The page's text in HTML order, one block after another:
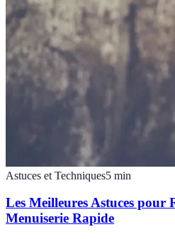
Astuces et Techniques5 min
Les Meilleures Astuces pour
Menuiserie Rapide